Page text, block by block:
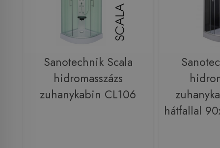
Sanotechnik Scala
hidromasszázs
zuhanykabin CL106
hátfallal